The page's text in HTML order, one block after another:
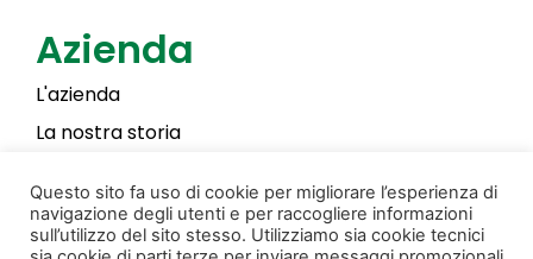
Azienda
L'azienda
La nostra storia
Questo sito fa uso di cookie per migliorare l’esperienza di
navigazione degli utenti e per raccogliere informazioni
sull’utilizzo del sito stesso. Utilizziamo sia cookie tecnici